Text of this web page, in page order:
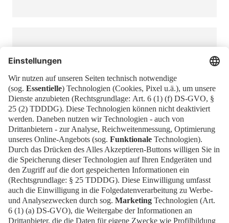
Erhalten Sie aktuelle News und
Hintergründe zur Messe Berlin mit unserem
MESSEnger direkt in Ihre Mailbox!
Jetzt anmelden